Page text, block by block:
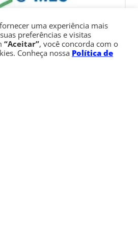
uma experiência mais
preferências e visitas
“Aceitar”, você concorda com o
Conheça nossa Política de